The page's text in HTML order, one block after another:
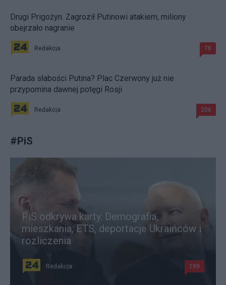
Drugi Prigożyn. Zagroził Putinowi atakiem, miliony
obejrzało nagranie
Redakcja 78
Parada słabości Putina? Plac Czerwony już nie
przypomina dawnej potęgi Rosji
Redakcja 206
#PiS
PiS odkrywa karty. Demografia,
mieszkania, ETS, deportacje Ukraińców i
rozliczenia
Redakcja 199